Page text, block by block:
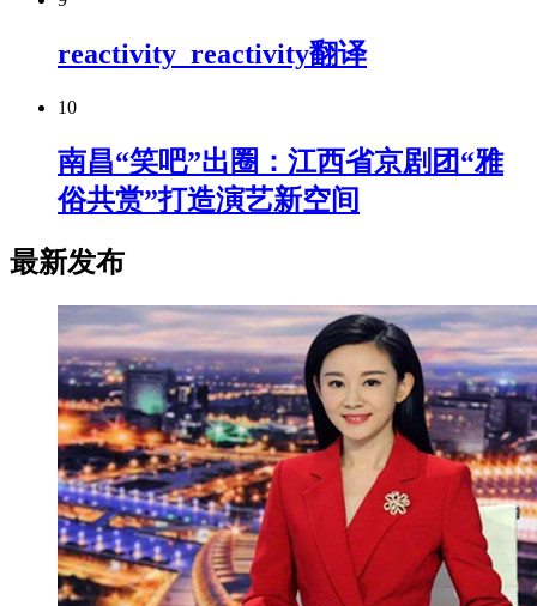
reactivity_reactivity翻译
10
南昌“笑吧”出圈：江西省京剧团“雅
俗共赏”打造演艺新空间
最新发布